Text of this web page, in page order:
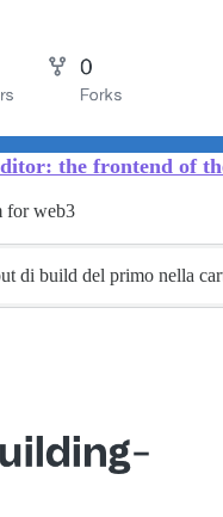
the frontend of
for web3
di build del primo nella